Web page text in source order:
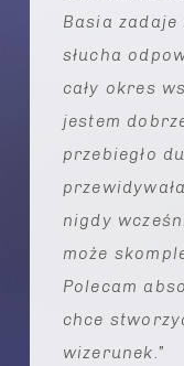
Basia
słucha
cały okres
jestem
przebiegło
nigdy
może
Polecam
chce
wizerunek.”